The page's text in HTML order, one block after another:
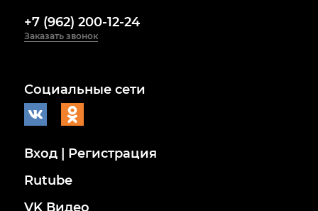
+7 (962) 200-12-24
Заказать звонок
Вход | Регистрация
Rutube
VK Видео
Социальные сети